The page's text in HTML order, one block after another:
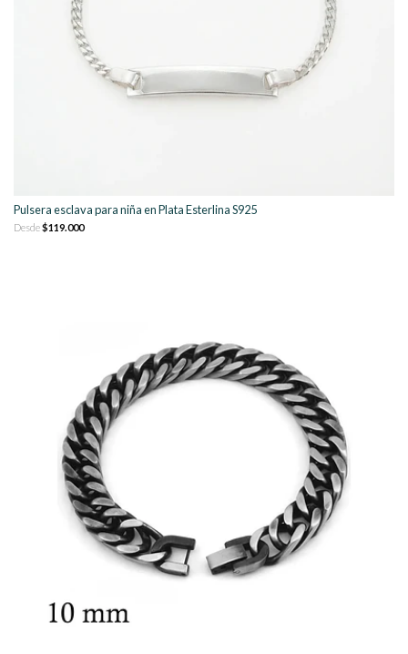
Pulsera esclava para niña en Plata Esterlina S925
Desde$119.000